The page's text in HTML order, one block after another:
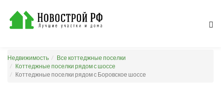
Недвижимость
Все коттеджные поселки
Коттеджные поселки рядом с шоссе
Коттеджные поселки рядом с Боровское шоссе